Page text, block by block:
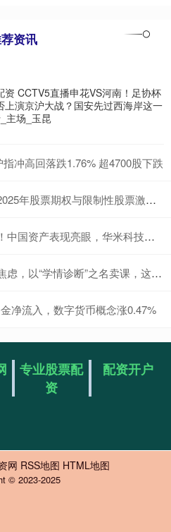
资讯
资 CCTV5直播申花VS河南！足协杯
上演京沪大战？国安先过西海岸这一
主场_玉昆
冲高回落跌1.76% 超4700股下跌
励计划获徐州市人民政府国有资产监督管理委员会批复的公告
产表现亮眼，华米科技一度涨超48%
名卖课，这个暑假还给孩子了吗？｜记者帮·身边事
净流入，数字货币概念涨0.47%
专业股票配
资
配资开户
网 RSS地图 HTML地图
© 2023-2025